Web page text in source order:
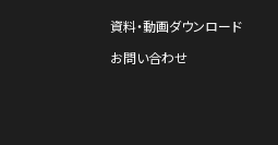
資料・動画ダウンロード
お問い合わせ